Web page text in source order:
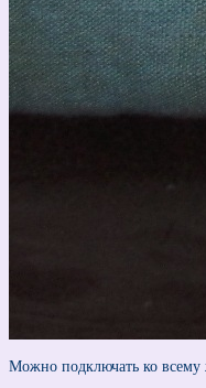
Можно подключать ко